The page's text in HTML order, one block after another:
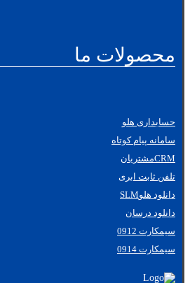
محصولات ما
حسابداری هلو
سامانه پیام کوتاه
CRMمشتریان
تلفن ثابت ابری
دانلود هلوSLM
دانلود درسان
سیمکارت 0912
سیمکارت 0914